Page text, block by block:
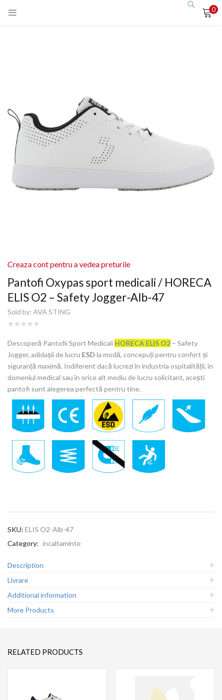
0
Pantofi Oxypas sport medicali / HORECA
ELIS O2 – Safety Jogger-Alb-47
Sold by: AVA STING
Creaza cont pentru a vedea preturile
Descoperă Pantofii Sport Medicali HORECA ELIS O2 – Safety
Jogger, adidașii de lucru ESD la modă, concepuți pentru confort și
siguranță maximă. Indiferent dacă lucrezi în industria ospitalității, în
domeniul medical sau în orice alt mediu de lucru solicitant, acești
pantofi sunt alegerea perfectă pentru tine.
SKU: ELIS O2-Alb-47
Category: incaltaminte
Description
Livrare
Additional information
More Products
RELATED PRODUCTS
Remember me
Login
Lost password?